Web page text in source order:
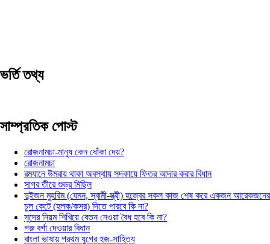
ভর্তি তথ্য
সাম্প্রতিক পোস্ট
রোজনামচা-মানুষ কেন ধোঁকা দেয়?
রোজনামচা
রমযানে উমরায় থাকা অবস্থায় সদকায়ে ফিতর আদার করার বিধান
সাগর তীরে শুভ্র মিছিল
দুইজন মুহরিম (যেমন, স্বামী-স্ত্রী) হজ্বের সকল কাজ শেষ করে একজন আরেকজনের
চুল কেটে (হলক/কসর) দিতে পারবে কি না?
সুদের নিয়ম শিখিয়ে বেতন নেওয়া বৈধ হবে কি না?
গরু বর্গা দেওয়ার বিধান
বাংলা ভাষায় প্রথম যুগের হজ-সাহিত্য